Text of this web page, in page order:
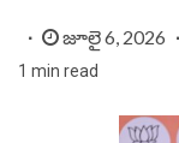
జూలై 6, 2026
1 min read